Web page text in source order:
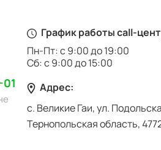
График работы call-
Пн-Пт: с 9:00 до 19:00
Сб: с 9:00 до 15:00
Адрес:
с. Великие Гаи, ул.
Тернопольская область,